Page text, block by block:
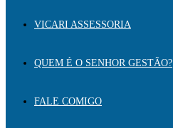
VICARI ASSESSORIA
QUEM É O SENHOR GESTÃO?
FALE COMIGO